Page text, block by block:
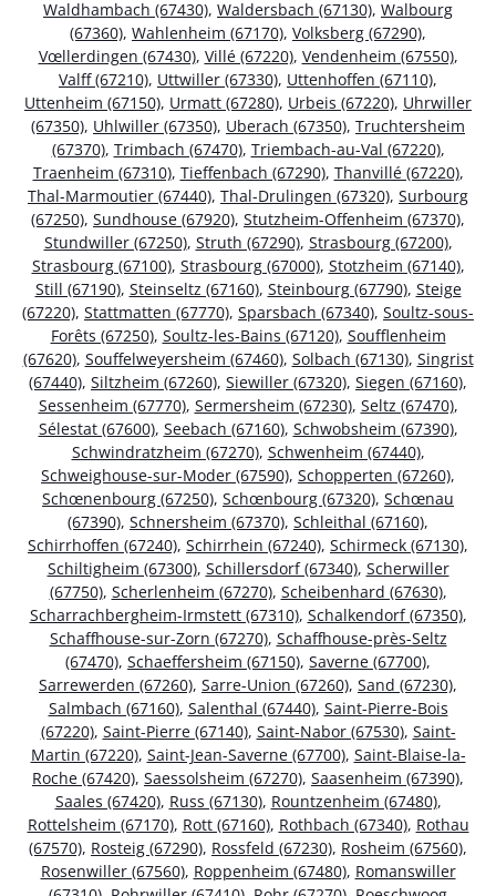
Waldhambach (67430), Waldersbach (67130), Walbourg
(67360), Wahlenheim (67170), Volksberg (67290),
Vœllerdingen (67430), Villé (67220), Vendenheim (67550),
Valff (67210), Uttwiller (67330), Uttenhoffen (67110),
Uttenheim (67150), Urmatt (67280), Urbeis (67220), Uhrwiller
(67350), Uhlwiller (67350), Uberach (67350), Truchtersheim
(67370), Trimbach (67470), Triembach-au-Val (67220),
Traenheim (67310), Tieffenbach (67290), Thanvillé (67220),
Thal-Marmoutier (67440), Thal-Drulingen (67320), Surbourg
(67250), Sundhouse (67920), Stutzheim-Offenheim (67370),
Stundwiller (67250), Struth (67290), Strasbourg (67200),
Strasbourg (67100), Strasbourg (67000), Stotzheim (67140),
Still (67190), Steinseltz (67160), Steinbourg (67790), Steige
(67220), Stattmatten (67770), Sparsbach (67340), Soultz-sous-
Forêts (67250), Soultz-les-Bains (67120), Soufflenheim
(67620), Souffelweyersheim (67460), Solbach (67130), Singrist
(67440), Siltzheim (67260), Siewiller (67320), Siegen (67160),
Sessenheim (67770), Sermersheim (67230), Seltz (67470),
Sélestat (67600), Seebach (67160), Schwobsheim (67390),
Schwindratzheim (67270), Schwenheim (67440),
Schweighouse-sur-Moder (67590), Schopperten (67260),
Schœnenbourg (67250), Schœnbourg (67320), Schœnau
(67390), Schnersheim (67370), Schleithal (67160),
Schirrhoffen (67240), Schirrhein (67240), Schirmeck (67130),
Schiltigheim (67300), Schillersdorf (67340), Scherwiller
(67750), Scherlenheim (67270), Scheibenhard (67630),
Scharrachbergheim-Irmstett (67310), Schalkendorf (67350),
Schaffhouse-sur-Zorn (67270), Schaffhouse-près-Seltz
(67470), Schaeffersheim (67150), Saverne (67700),
Sarrewerden (67260), Sarre-Union (67260), Sand (67230),
Salmbach (67160), Salenthal (67440), Saint-Pierre-Bois
(67220), Saint-Pierre (67140), Saint-Nabor (67530), Saint-
Martin (67220), Saint-Jean-Saverne (67700), Saint-Blaise-la-
Roche (67420), Saessolsheim (67270), Saasenheim (67390),
Saales (67420), Russ (67130), Rountzenheim (67480),
Rottelsheim (67170), Rott (67160), Rothbach (67340), Rothau
(67570), Rosteig (67290), Rossfeld (67230), Rosheim (67560),
Rosenwiller (67560), Roppenheim (67480), Romanswiller